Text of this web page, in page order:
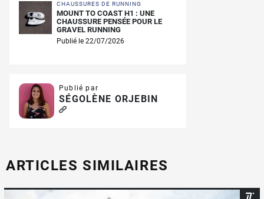
CHAUSSURES DE RUNNING
MOUNT TO COAST H1 : UNE
CHAUSSURE PENSÉE POUR LE
GRAVEL RUNNING
Publié le 22/07/2026
Publié par
SÉGOLÈNE ORJEBIN
ARTICLES SIMILAIRES